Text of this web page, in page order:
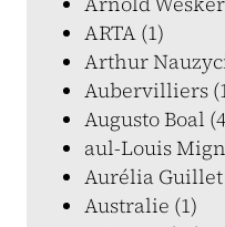
ARTA (1)
Arthur
Aubervilliers
Augusto Boal
aul-Louis
Aurélia Guillet
Australie (1)